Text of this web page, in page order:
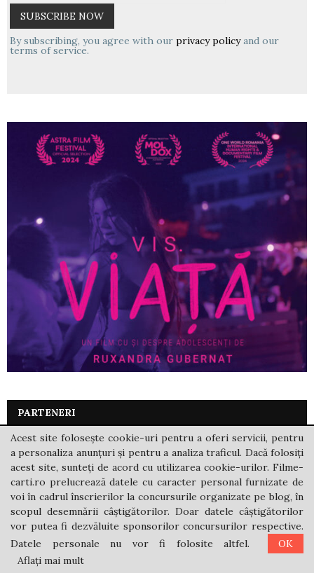
By subscribing, you agree with our privacy policyand our
terms of service.
PARTENERI
Cartepedia.ro
Editura Paralela 45
Librăria online Libris.ro
Memoria – revista gândirii arestate
CELE MAI NOI ARTICOLE
Acest site folosește cookie-uri pentru a oferi servicii, pentru
a personaliza anunțuri și pentru a analiza traficul. Dacă folosiți
acest site, sunteți de acord cu utilizarea cookie-urilor. Filme-
carti.ro prelucrează datele cu caracter personal furnizate de
voi în cadrul înscrierilor la concursurile organizate pe blog, în
scopul desemnării câștigătorilor. Doar datele câștigătorilor
vor putea fi dezvăluite sponsorilor concursurilor respective.
Datele personale nu vor fi folosite altfel.
OK
Aflați mai mult